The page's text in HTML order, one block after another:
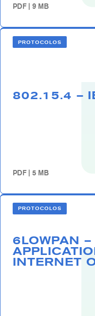
PDF | 9 MB
PROTOCOLOS
802.15.4 –
PDF | 5 MB
PROTOCOLOS
6LOWPAN
INTERNET